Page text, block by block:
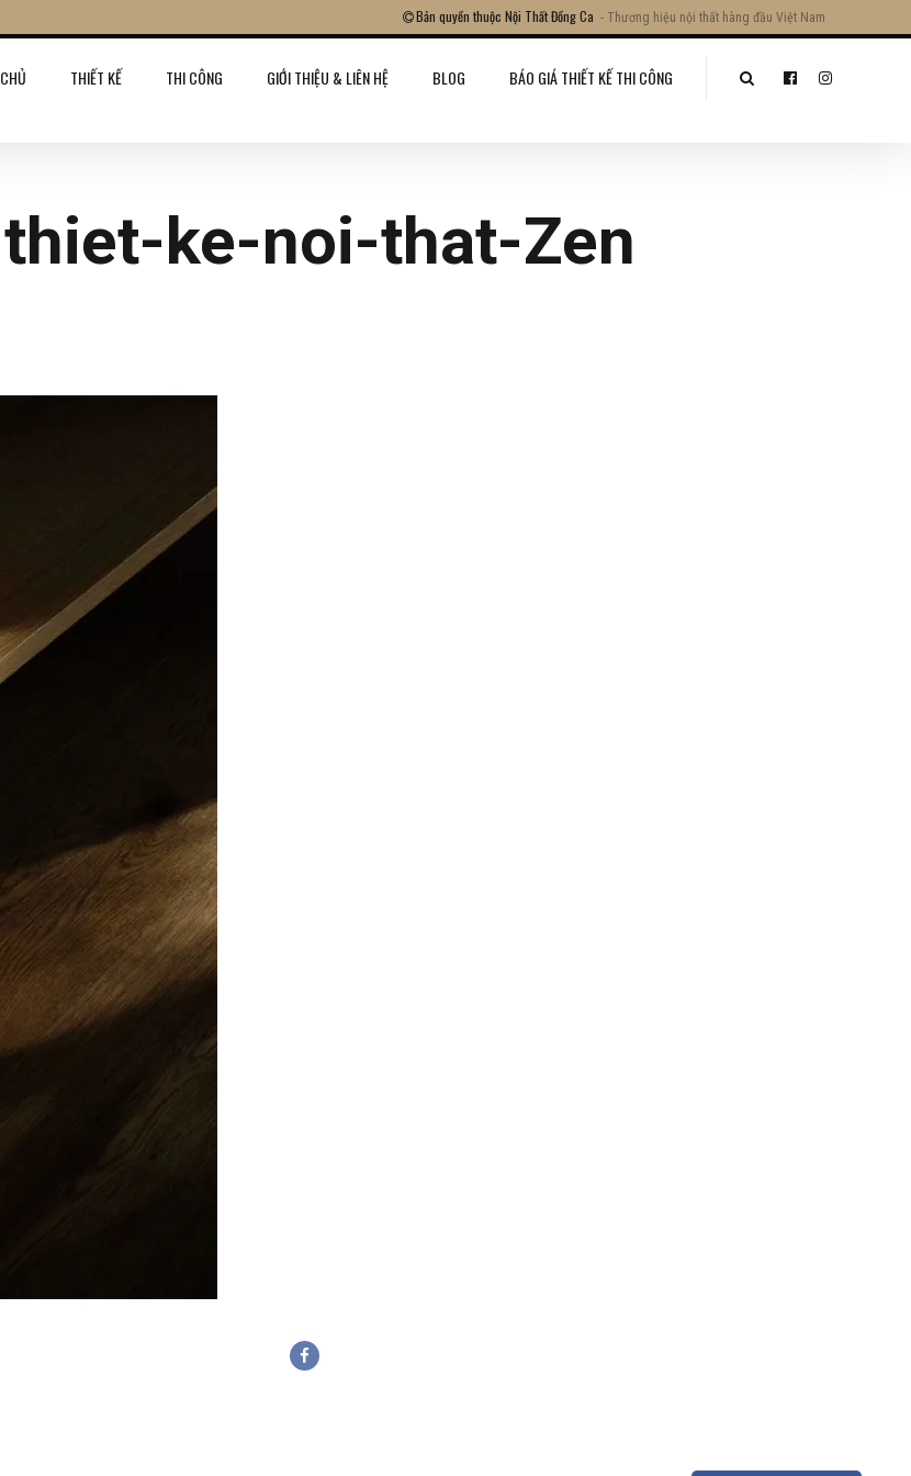
Bản quyền thuộc Nội Thất Đồng Ca - Thương hiệu nội thất hàng đầu Việt Nam
THIẾT KẾ THI CÔNG GIỚI THIỆU & LIÊN HỆ BLOG BÁO GIÁ THIẾT KẾ THI CÔNG
ke-noi-that-Zen